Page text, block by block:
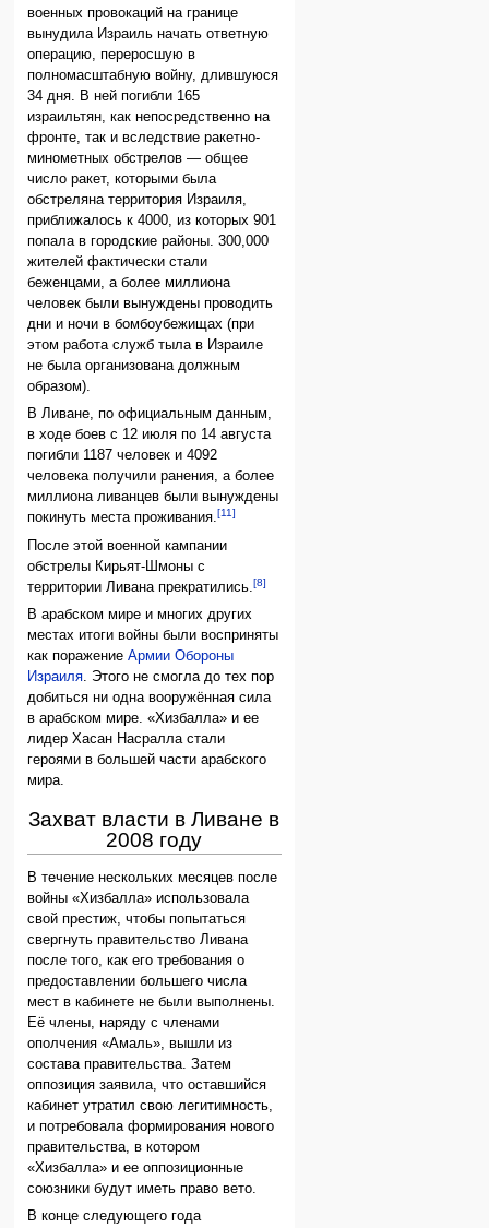
военных провокаций на границе
вынудила Израиль начать ответную
операцию, переросшую в
полномасштабную войну, длившуюся
34 дня. В ней погибли 165
израильтян, как непосредственно на
фронте, так и вследствие ракетно-
минометных обстрелов — общее
число ракет, которыми была
обстреляна территория Израиля,
приближалось к 4000, из которых 901
попала в городские районы. 300,000
жителей фактически стали
беженцами, а более миллиона
человек были вынуждены проводить
дни и ночи в бомбоубежищах (при
этом работа служб тыла в Израиле
не была организована должным
образом).
В Ливане, по официальным данным,
в ходе боев с 12 июля по 14 августа
погибли 1187 человек и 4092
человека получили ранения, а более
миллиона ливанцев были вынуждены
покинуть места проживания.[11]
После этой военной кампании
обстрелы Кирьят-Шмоны с
территории Ливана прекратились.[8]
В арабском мире и многих других
местах итоги войны были восприняты
как поражениеАрмии Обороны
Израиля. Этого не смогла до тех пор
добиться ни одна вооружённая сила
в арабском мире. «Хизбалла» и ее
лидер Хасан Насралла стали
героями в большей части арабского
мира.
Захват власти в Ливане в
2008 году
В течение нескольких месяцев после
войны «Хизбалла» использовала
свой престиж, чтобы попытаться
свергнуть правительство Ливана
после того, как его требования о
предоставлении большего числа
мест в кабинете не были выполнены.
Её члены, наряду с членами
ополчения «Амаль», вышли из
состава правительства. Затем
оппозиция заявила, что оставшийся
кабинет утратил свою легитимность,
и потребовала формирования нового
правительства, в котором
«Хизбалла» и ее оппозиционные
союзники будут иметь право вето.
В конце следующего года